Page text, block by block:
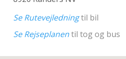
Se Rutevejledningtil bil
Se Rejseplanentil tog og bus